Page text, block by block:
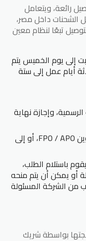
رائعة، ويتعامل
الشحنات داخل مصر،
تبعًا لنظام معين
إلى يوم الخميس يتم
أيام عمل إلى ستة
وإجازة نهاية
لا يمكن أن يتم تسليم الطلبات إلى عناوين FPO / APO، أو إلى
باستلام الطلب،
أو يمكن أن يتم منحه
من الشركة المسئولة
بواسطة شريك